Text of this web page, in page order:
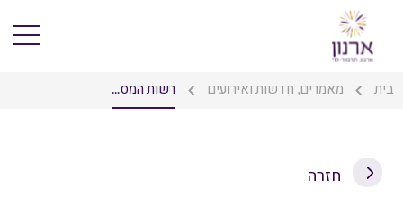
בית מאמרים, חדשות ואירועים רשות המס...
חזרה